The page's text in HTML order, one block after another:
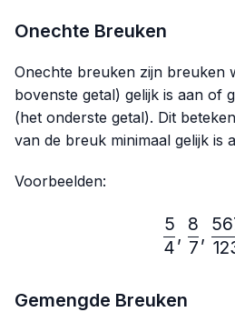
Onechte Breuken
Onechte breuken zijn breuken
bovenste getal) gelijk is aan of
(het onderste getal). Dit
van de breuk minimaal gelijk is
Voorbeelden:
4
5
,
7
8
,
Gemengde Breuken